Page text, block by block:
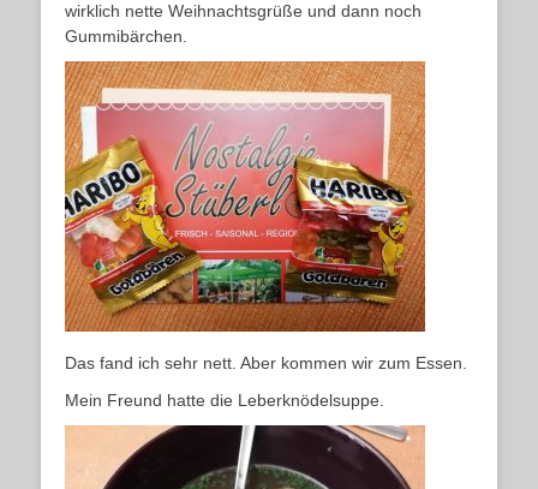
wirklich nette Weihnachtsgrüße und dann noch
Gummibärchen.
Das fand ich sehr nett. Aber kommen wir zum Essen.
Mein Freund hatte die Leberknödelsuppe.